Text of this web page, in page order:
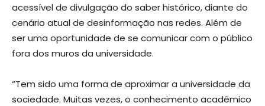
acessível de divulgação do saber histórico, diante do
cenário atual de desinformação nas redes. Além de
ser uma oportunidade de se comunicar com o público
fora dos muros da universidade.
“Tem sido uma forma de aproximar a universidade da
sociedade. Muitas vezes, o conhecimento acadêmico